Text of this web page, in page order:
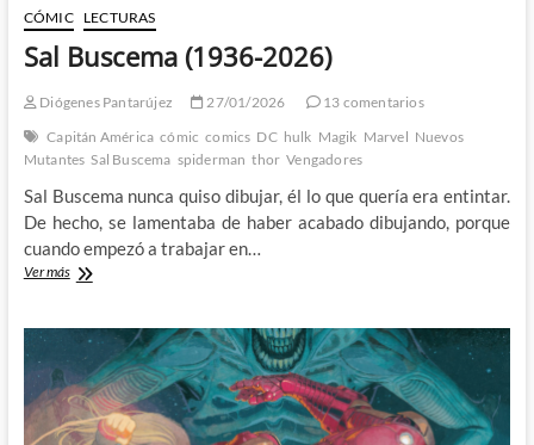
CÓMIC LECTURAS
Sal Buscema (1936-2026)
Diógenes Pantarújez 27/01/2026
13 comentarios
Capitán América cómic comics DC hulk Magik Marvel Nuevos
Mutantes Sal Buscema spiderman thor Vengadores
Sal Buscema nunca quiso dibujar, él lo que quería era entintar.
De hecho, se lamentaba de haber acabado dibujando, porque
cuando empezó a trabajar en…
Ver másSal
2026)